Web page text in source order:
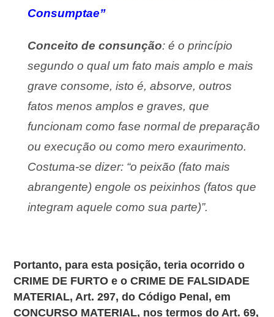
Consumptae”
Conceito de consunção: é o princípio
segundo o qual um fato mais amplo e mais
grave consome, isto é, absorve, outros
fatos menos amplos e graves, que
funcionam como fase normal depreparação
ou execução ou como mero exaurimento.
Costuma-se dizer: “o peixão (fato mais
abrangente) engole os peixinhos (fatos que
integram aquele como sua parte)”.
Portanto, para esta posição, teria ocorrido o
CRIME DE FURTO e o CRIME DE FALSIDADE
MATERIAL, Art. 297, do Código Penal, em
CONCURSO MATERIAL, nos termos do Art. 69,